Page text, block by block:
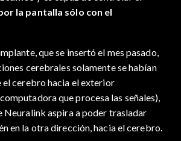
la pantalla sólo con el
que se insertó el mes pasado,
cerebrales solamente se habían
cerebro hacia el exterior
que procesa las señales),
Neuralink aspira a poder trasladar
en la otra dirección, hacia el cerebro.